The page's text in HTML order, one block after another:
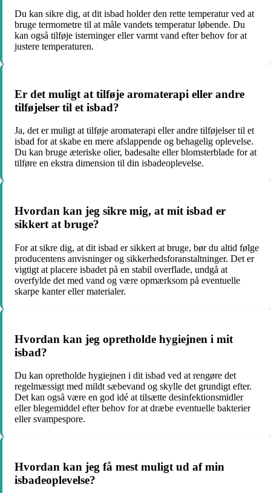
Du kan sikre dig, at dit isbad holder den rette temperatur ved at
bruge termometre til at måle vandets temperatur løbende. Du
kan også tilføje isterninger eller varmt vand efter behov for at
justere temperaturen.
Er det muligt at tilføje aromaterapi eller andre
tilføjelser til et isbad?
Ja, det er muligt at tilføje aromaterapi eller andre tilføjelser til et
isbad for at skabe en mere afslappende og behagelig oplevelse.
Du kan bruge æteriske olier, badesalte eller blomsterblade for at
tilføre en ekstra dimension til din isbadeoplevelse.
Hvordan kan jeg sikre mig, at mit isbad er
sikkert at bruge?
For at sikre dig, at dit isbad er sikkert at bruge, bør du altid følge
producentens anvisninger og sikkerhedsforanstaltninger. Det er
vigtigt at placere isbadet på en stabil overflade, undgå at
overfylde det med vand og være opmærksom på eventuelle
skarpe kanter eller materialer.
Hvordan kan jeg opretholde hygiejnen i mit
isbad?
Du kan opretholde hygiejnen i dit isbad ved at rengøre det
regelmæssigt med mildt sæbevand og skylle det grundigt efter.
Det kan også være en god idé at tilsætte desinfektionsmidler
eller blegemiddel efter behov for at dræbe eventuelle bakterier
eller svampespore.
Hvordan kan jeg få mest muligt ud af min
isbadeoplevelse?